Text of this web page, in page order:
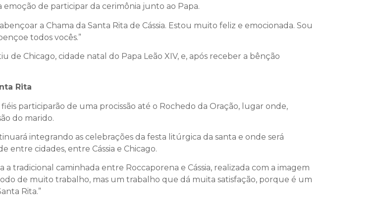
de participar da cerimônia junto ao Papa.
a Chama da Santa Rita de Cássia. Estou muito feliz e emocionada. Sou
todos vocês.”
de Chicago, cidade natal do Papa Leão XIV, e, após receber a bênção
Rita
participarão de uma procissão até o Rochedo da Oração, lugar onde,
do marido.
integrando as celebrações da festa litúrgica da santa e onde será
entre cidades, entre Cássia e Chicago.
tradicional caminhada entre Roccaporena e Cássia, realizada com a imagem
de muito trabalho, mas um trabalho que dá muita satisfação, porque é um
Rita.”